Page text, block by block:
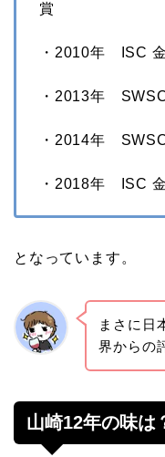
賞
・2010年 ISC
・2013年
・2014年
・2018年 ISC
となっています。
まさに日
界からの
山崎12年の味は